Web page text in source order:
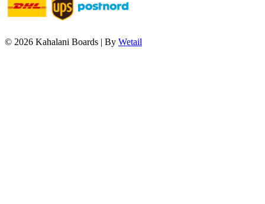
© 2026 Kahalani Boards | By Wetail